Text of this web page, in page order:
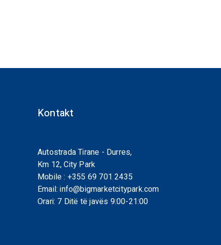
Kontakt
Autostrada Tirane - Durres,
Km 12, City Park
Mobile : +355 69 701 2435
Email:info@bigmarketcitypark.com
Orari: 7 Ditë të javës 9:00-21:00